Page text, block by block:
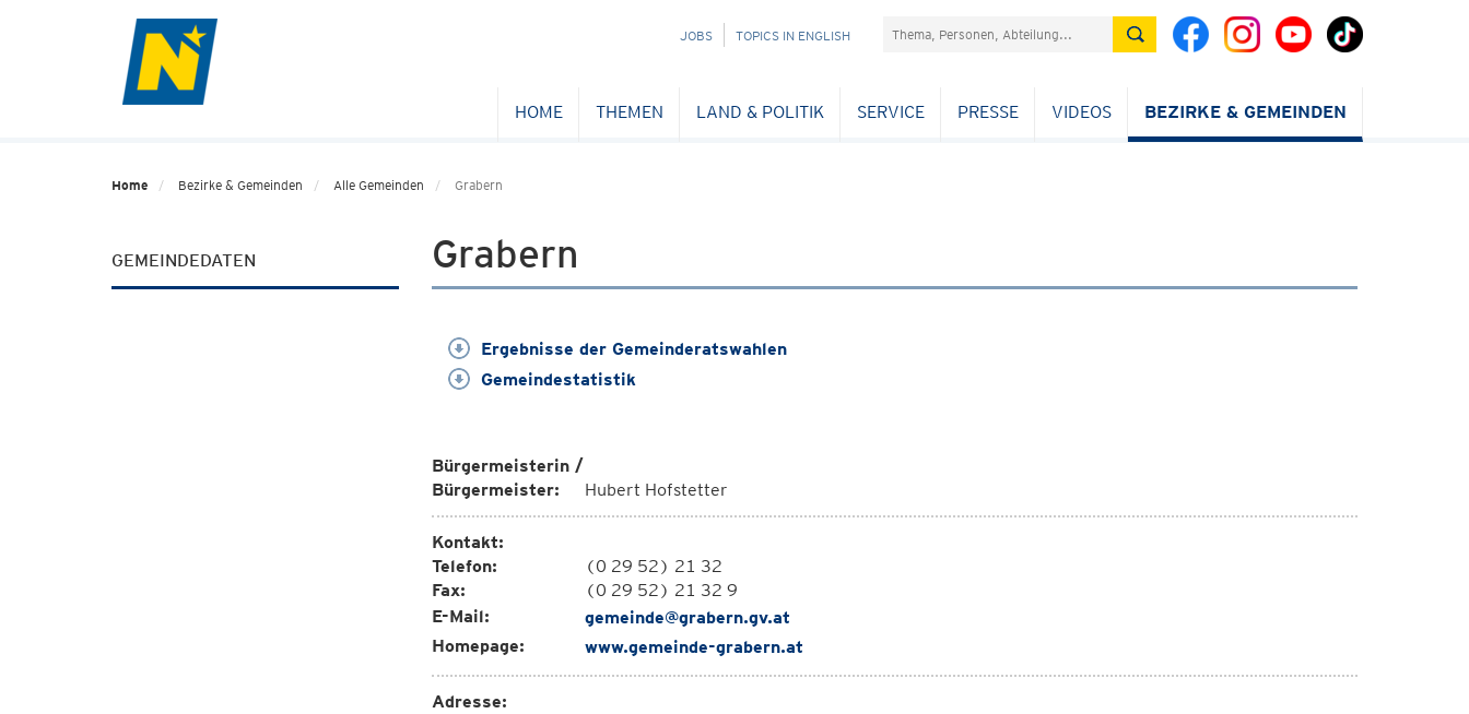
NAVIGATION
JOBS TOPICS IN ENGLISH Suchefeld
HOME THEMEN LAND & POLITIK SERVICE PRESSE VIDEOS BEZIRKE & GEMEINDEN
Home Bezirke & Gemeinden Alle Gemeinden Grabern
GEMEINDEDATEN Grabern
Ergebnisse der Gemeinderatswahlen
Gemeindestatistik
Bürgermeisterin /
Bürgermeister:
Hubert Hofstetter
Kontakt:
Telefon:
(0 29 52) 21 32
Fax:
(0 29 52) 21 32 9
E-Mail:
gemeinde@grabern.gv.at
Homepage:
www.gemeinde-grabern.at
Adresse: